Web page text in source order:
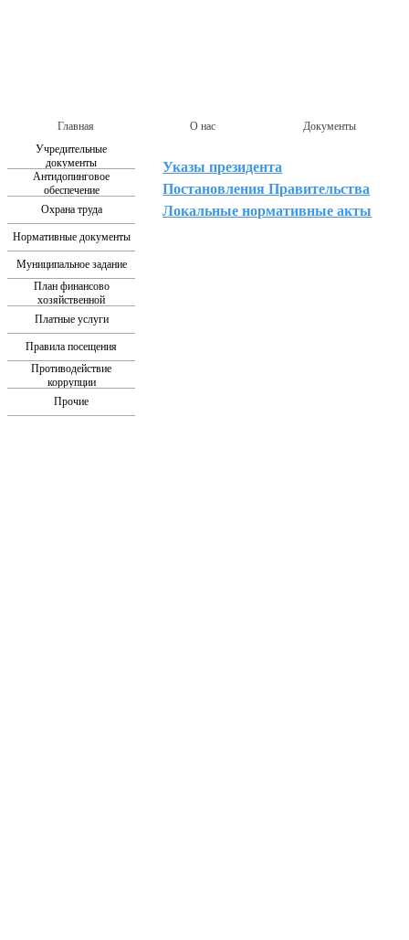
Главная О нас
Документы
Учредительные
документы
Антидопинговое
обеспечение
Охрана труда
Нормативные документы
Муниципальное задание
План финансово
хозяйственной
деятельности
Платные услуги
Правила посещения
Противодействие
коррупции
Прочие
Указы президента
Постановления Правительства
Локальные нормативные акты